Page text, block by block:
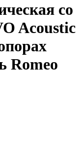
со
Acoustic
Romeo